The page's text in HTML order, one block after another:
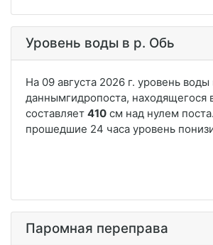
Уровень воды в р. Обь
Паромная переправа